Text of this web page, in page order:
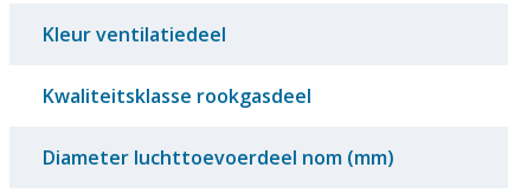
Kleur ventilatiedeel
Kwaliteitsklasse rookgasdeel
Diameter luchttoevoerdeel nom (mm)